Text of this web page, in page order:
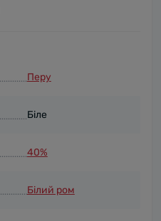
Перу
Біле
40%
Білий ром